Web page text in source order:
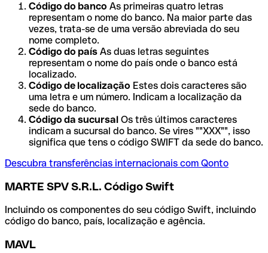
Código do banco As primeiras quatro letras
representam o nome do banco. Na maior parte das
vezes, trata-se de uma versão abreviada do seu
nome completo.
Código do país As duas letras seguintes
representam o nome do país onde o banco está
localizado.
Código de localização Estes dois caracteres são
uma letra e um número. Indicam a localização da
sede do banco.
Código da sucursal Os três últimos caracteres
indicam a sucursal do banco. Se vires ""XXX"", isso
significa que tens o código SWIFT da sede do banco.
Descubra transferências internacionais com Qonto
MARTE SPV S.R.L. Código Swift
Incluindo os componentes do seu código Swift, incluindo
código do banco, país, localização e agência.
MAVL